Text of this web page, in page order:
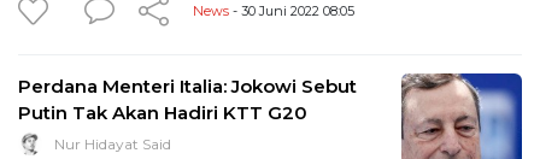
News - 30 Juni 2022 08:05
Perdana Menteri Italia: Jokowi Sebut
Putin Tak Akan Hadiri KTT G20
Nur Hidayat Said